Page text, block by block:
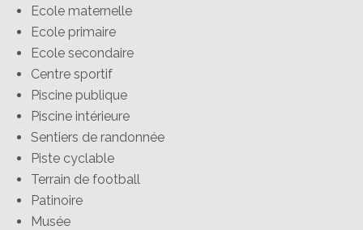
Ecole maternelle
Ecole primaire
Ecole secondaire
Centre sportif
Piscine publique
Piscine intérieure
Sentiers de randonnée
Piste cyclable
Terrain de football
Patinoire
Musée